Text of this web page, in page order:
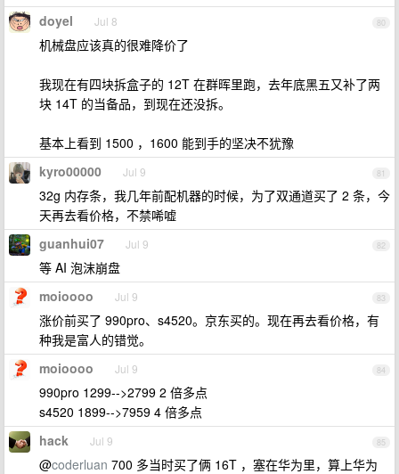
80
doyel Jul 8
机械盘应该真的很难降价了
我现在有四块拆盒子的 12T 在群晖里跑，去年底黑五又补了两
块 14T 的当备品，到现在还没拆。
基本上看到 1500 ，1600 能到手的坚决不犹豫
81
kyro00000 Jul 9
32g 内存条，我几年前配机器的时候，为了双通道买了 2 条，今
天再去看价格，不禁唏嘘
82
guanhui07 Jul 9
等 AI 泡沫崩盘
83
moioooo Jul 9
涨价前买了 990pro、s4520。京东买的。现在再去看价格，有
种我是富人的错觉。
84
moioooo Jul 9
990pro 1299-->2799 2 倍多点
s4520 1899-->7959 4 倍多点
85
hack Jul 9
@coderluan 700 多当时买了俩 16T ，塞在华为里，算上华为